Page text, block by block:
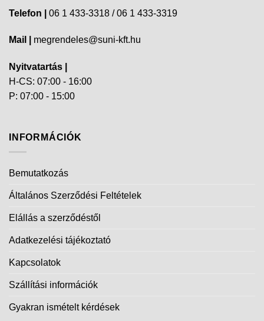
Telefon | 06 1 433-3318 / 06 1 433-3319
Mail | megrendeles@suni-kft.hu
Nyitvatartás |
H-CS: 07:00 - 16:00
P: 07:00 - 15:00
INFORMÁCIÓK
Bemutatkozás
Általános Szerződési Feltételek
Elállás a szerződéstől
Adatkezelési tájékoztató
Kapcsolatok
Szállítási információk
Gyakran ismételt kérdések